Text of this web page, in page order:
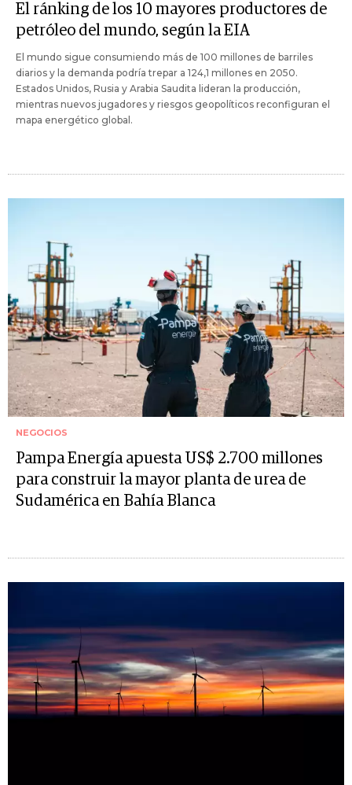
El ránking de los 10 mayores productores de
petróleo del mundo, según la EIA
El mundo sigue consumiendo más de 100 millones de barriles
diarios y la demanda podría trepar a 124,1 millones en 2050.
Estados Unidos, Rusia y Arabia Saudita lideran la producción,
mientras nuevos jugadores y riesgos geopolíticos reconfiguran el
mapa energético global.
NEGOCIOS
Pampa Energía apuesta US$ 2.700 millones
para construir la mayor planta de urea de
Sudamérica en Bahía Blanca